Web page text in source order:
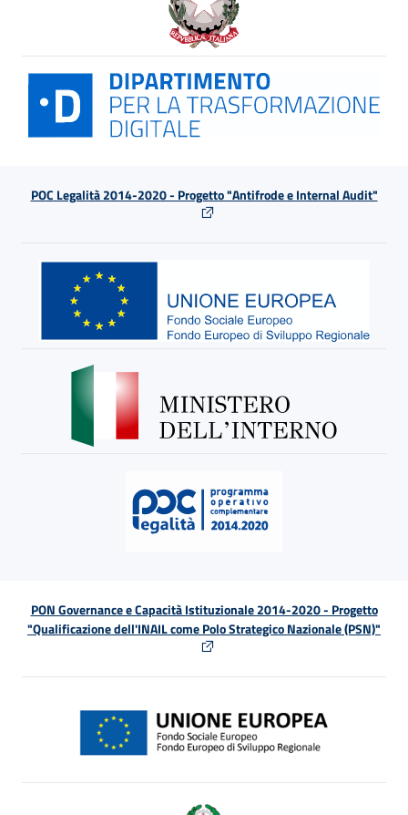
POC Legalità 2014-2020 - Progetto "Antifrode e Internal Audit"
PON Governance e Capacità Istituzionale 2014-2020 - Progetto
"Qualificazione dell'INAIL come Polo Strategico Nazionale (PSN)"